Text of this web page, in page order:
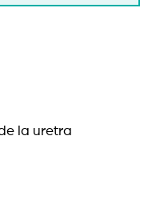
la uretra